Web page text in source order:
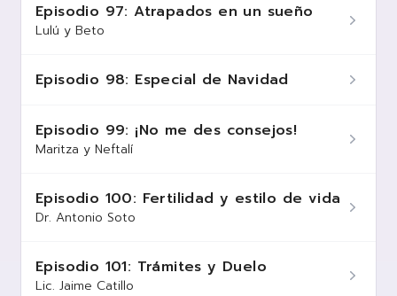
Episodio 97: Atrapados en un sueño
Lulú y Beto
Episodio 98: Especial de Navidad
Episodio 99: ¡No me des consejos!
Maritza y Neftalí
Episodio 100: Fertilidad y estilo de vida
Dr. Antonio Soto
Episodio 101: Trámites y Duelo
Lic. Jaime Catillo